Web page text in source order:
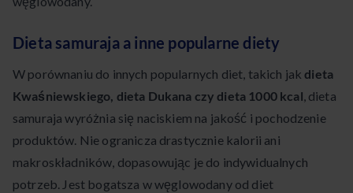
Dieta samuraja a inne popularne diety
W porównaniu do innych popularnych diet, takich jak dieta
Kwaśniewskiego, dieta Dukana czy dieta 1000 kcal, dieta
samuraja wyróżnia się naciskiem na jakość i pochodzenie
produktów. Nie ogranicza drastycznie kalorii ani
makroskładników, dopasowując je do indywidualnych
potrzeb. Jest bogatsza w węglowodany od diet